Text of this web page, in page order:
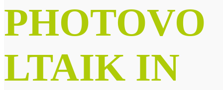
PHOTOVO
LTAIK IN